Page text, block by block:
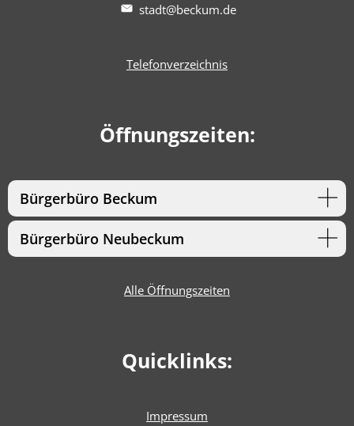
stadt@beckum.de
Telefonverzeichnis
Öffnungszeiten:
Bürgerbüro Beckum
Bürgerbüro Neubeckum
Alle Öffnungszeiten
Quicklinks:
Impressum